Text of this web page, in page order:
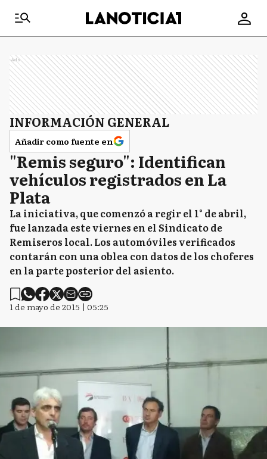
Ads
INFORMACIÓN GENERAL
Añadir como fuente en
"Remis seguro": Identifican
vehículos registrados en La
Plata
La iniciativa, que comenzó a regir el 1° de abril,
fue lanzada este viernes en el Sindicato de
Remiseros local. Los automóviles verificados
contarán con una oblea con datos de los choferes
en la parte posterior del asiento.
1 de mayo de 2015 | 05:25